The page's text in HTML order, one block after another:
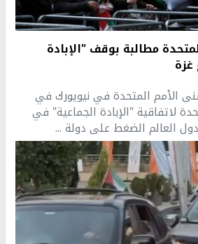
مطالبة بوقف "الإبادة
الأمم المتحدة في نيويورك في
لاتفاقية "الإبادة الجماعية" في